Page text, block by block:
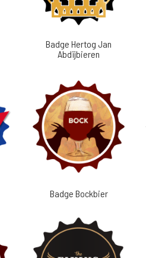
Badge Hertog Jan
Abdijbieren
Badge Bockbier